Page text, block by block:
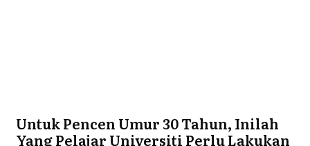
Untuk Pencen Umur 30 Tahun, Inilah
Yang Pelajar Universiti Perlu Lakukan